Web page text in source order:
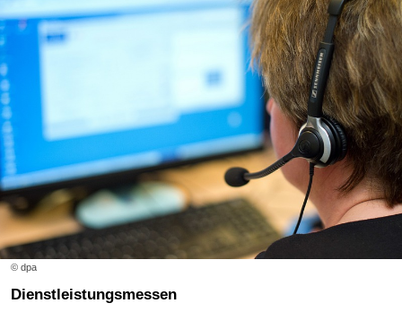
© dpa
Dienstleistungsmessen